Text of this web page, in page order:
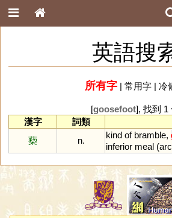
英語搜
所有字| 常用字| 冷
[goosefoot], 找到 1
漢字
詞類
蔾
n.
kind of bramble,
inferior meal (